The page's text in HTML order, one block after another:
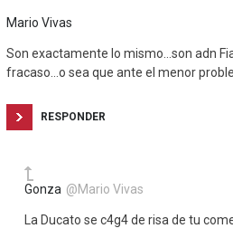
Mario Vivas
Son exactamente lo mismo…son adn
fracaso…o sea que ante el menor
RESPONDER
Gonza @Mario Vivas
La Ducato se c4g4 de risa de tu